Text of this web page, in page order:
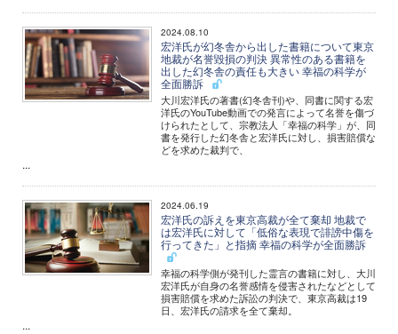
2024.08.10
宏洋氏が幻冬舎から出した書籍について東京
地裁が名誉毀損の判決 異常性のある書籍を
出した幻冬舎の責任も大きい 幸福の科学が
全面勝訴
大川宏洋氏の著書(幻冬舎刊)や、同書に関する宏
洋氏のYouTube動画での発言によって名誉を傷づ
けられたとして、宗教法人「幸福の科学」が、同
書を発行した幻冬舎と宏洋氏に対し、損害賠償な
どを求めた裁判で、
...
2024.06.19
宏洋氏の訴えを東京高裁が全て棄却 地裁で
は宏洋氏に対して「低俗な表現で誹謗中傷を
行ってきた」と指摘 幸福の科学が全面勝訴
幸福の科学側が発刊した霊言の書籍に対し、大川
宏洋氏が自身の名誉感情を侵害されたなどとして
損害賠償を求めた訴訟の判決で、東京高裁は19
日、宏洋氏の請求を全て棄却。
...